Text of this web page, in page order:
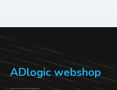
odabrati
stranici
proizvoda
ADlogic webshop